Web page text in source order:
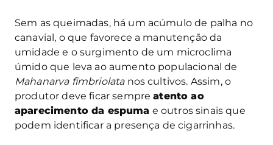
Sem as queimadas, há um acúmulo de palha no
canavial, o que favorece a manutenção da
umidade e o surgimento de um microclima
úmido que leva ao aumento populacional de
Mahanarva fimbriolata nos cultivos. Assim, o
produtor deve ficar sempreatento ao
aparecimento da espuma e outros sinais que
podem identificar a presença de cigarrinhas.